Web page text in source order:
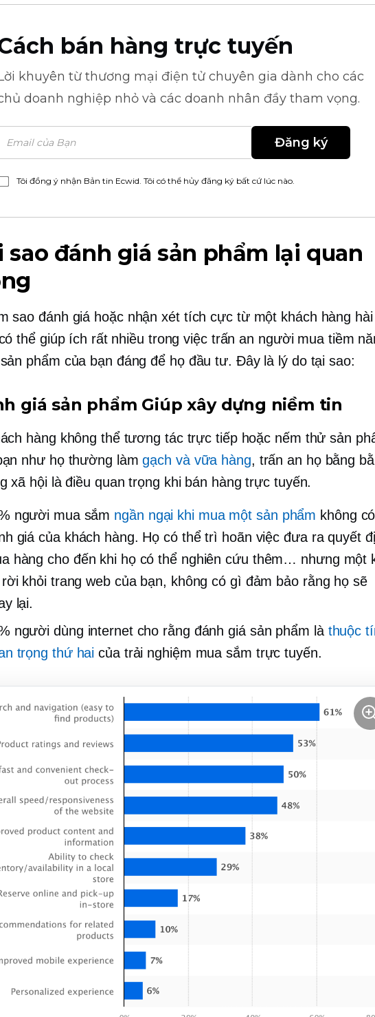
bán hàng trực tuyến
khuyên từ thương mại điện tử chuyên gia dành cho các
doanh nghiệp nhỏ và các doanh nhân đầy tham vọng.
Đăng ký
Tôi đồng ý nhận Bản tin Ecwid. Tôi có thể hủy đăng ký bất cứ lúc nào.
sao đánh giá sản phẩm lại quan
sao đánh giá hoặc nhận xét tích cực từ một khách hàng hài
thể giúp ích rất nhiều trong việc trấn an người mua tiềm
phẩm của bạn đáng để họ đầu tư. Đây là lý do tại sao:
giá sản phẩm Giúp xây dựng niềm tin
hàng không thể tương tác trực tiếp hoặc nếm thử sản
như họ thường làmgạch và vữa hàng, trấn an họ bằng
xã hội là điều quan trọng khi bán hàng trực tuyến.
người mua sắm ngần ngại khi mua một sản phẩm không
giá của khách hàng. Họ có thể trì hoãn việc đưa ra quyết
hàng cho đến khi họ có thể nghiên cứu thêm… nhưng một
rời khỏi trang web của bạn, không có gì đảm bảo rằng họ sẽ
lại.
người dùng internet cho rằng đánh giá sản phẩm là thuộc
trọng thứ hai của trải nghiệm mua sắm trực tuyến.